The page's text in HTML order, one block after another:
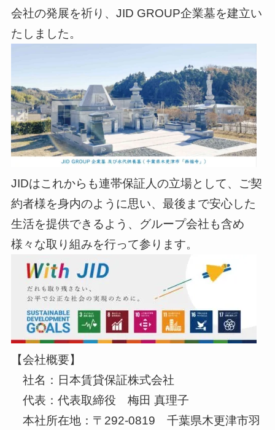
会社の発展を祈り、JID GROUP企業墓を建立い
たしました。
JIDはこれからも連帯保証人の立場として、ご契
約者様を身内のように思い、最後まで安心した
生活を提供できるよう、グループ会社も含め
様々な取り組みを行って参ります。
【会社概要】
社名：日本賃貸保証株式会社
代表：代表取締役 梅田 真理子
本社所在地：〒292-0819 千葉県木更津市羽